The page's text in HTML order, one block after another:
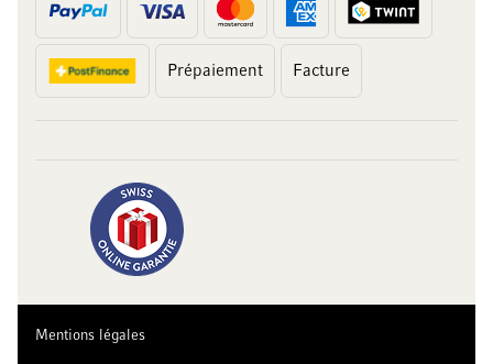
Prépaiement Facture
Mentions légales